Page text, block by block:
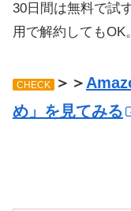
30日間は無料で試
用で解約してもOK。
CHECK ＞＞
め」を見てみる